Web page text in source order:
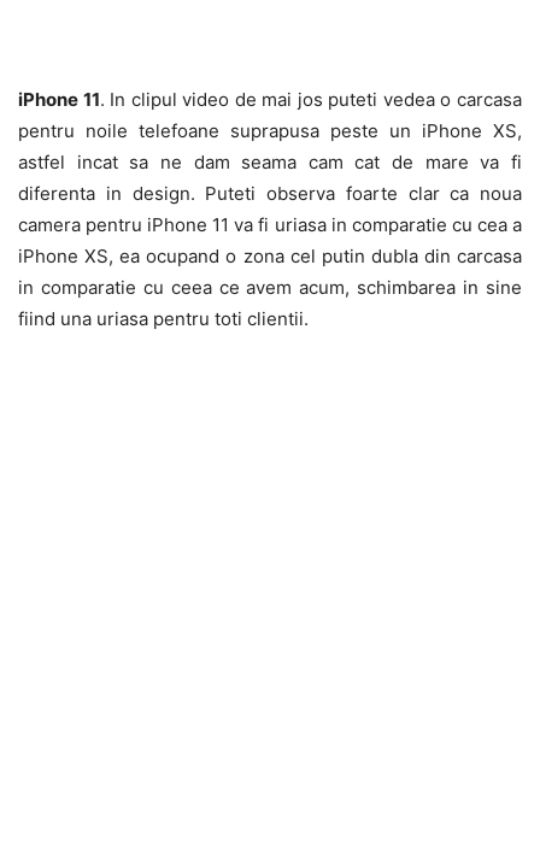
iPhone 11. In clipul video de mai jos puteti vedea o carcasa
pentru noile telefoane suprapusa peste un iPhone XS,
astfel incat sa ne dam seama cam cat de mare va fi
diferenta in design. Puteti observa foarte clar ca noua
camera pentru iPhone 11 va fi uriasa in comparatie cu cea a
iPhone XS, ea ocupand o zona cel putin dubla din carcasa
in comparatie cu ceea ce avem acum, schimbarea in sine
fiind una uriasa pentru toti clientii.